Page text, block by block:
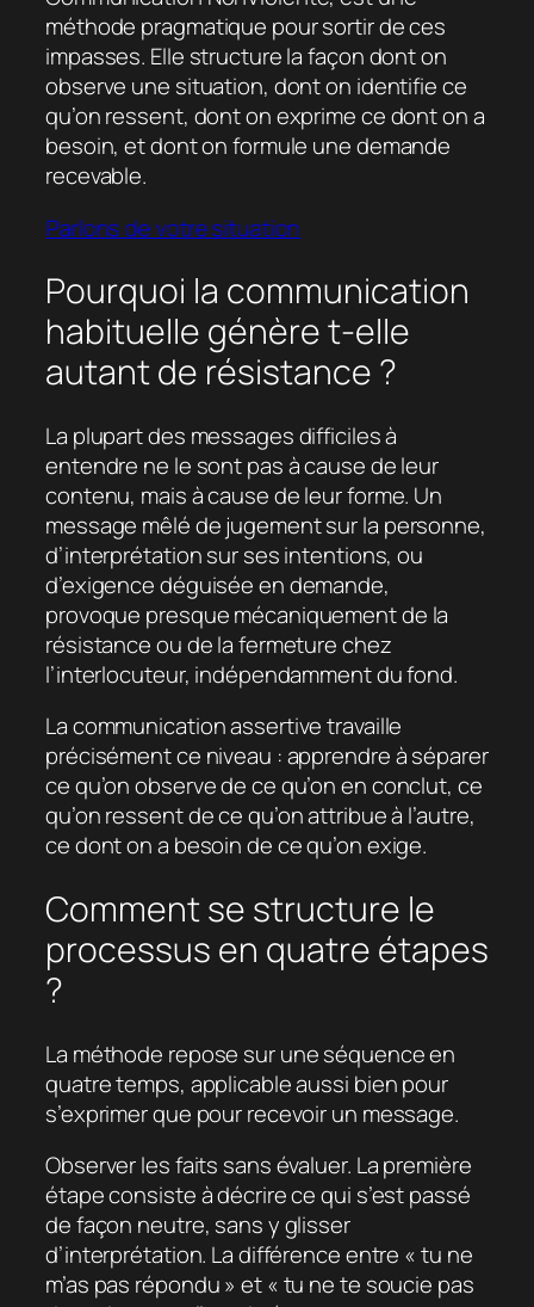
méthode pragmatique pour sortir de ces
impasses. Elle structure la façon dont on
observe une situation, dont on identifie ce
qu’on ressent, dont on exprime ce dont on a
besoin, et dont on formule une demande
recevable.
Parlons de votre situation
Pourquoi la communication
habituelle génère t-elle
autant de résistance ?
La plupart des messages difficiles à
entendre ne le sont pas à cause de leur
contenu, mais à cause de leur forme. Un
message mêlé de jugement sur la personne,
d’interprétation sur ses intentions, ou
d’exigence déguisée en demande,
provoque presque mécaniquement de la
résistance ou de la fermeture chez
l’interlocuteur, indépendamment du fond.
La communication assertive travaille
précisément ce niveau : apprendre à séparer
ce qu’on observe de ce qu’on en conclut, ce
qu’on ressent de ce qu’on attribue à l’autre,
ce dont on a besoin de ce qu’on exige.
Comment se structure le
processus en quatre étapes
?
La méthode repose sur une séquence en
quatre temps, applicable aussi bien pour
s’exprimer que pour recevoir un message.
Observer les faits sans évaluer. La première
étape consiste à décrire ce qui s’est passé
de façon neutre, sans y glisser
d’interprétation. La différence entre « tu ne
m’as pas répondu » et « tu ne te soucie pas